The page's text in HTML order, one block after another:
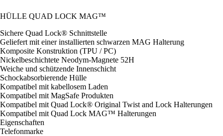
HÜLLE QUAD LOCK MAG™
Sichere Quad Lock® Schnittstelle
Geliefert mit einer installierten schwarzen MAG Halterung
Komposite Konstruktion (TPU / PC)
Nickelbeschichtete Neodym-Magnete 52H
Weiche und schützende Innenschicht
Schockabsorbierende Hülle
Kompatibel mit kabellosem Laden
Kompatibel mit MagSafe Produkten
Kompatibel mit Quad Lock® Original Twist and Lock Halterungen
Kompatibel mit Quad Lock MAG™ Halterungen
Eigenschaften
Telefonmarke